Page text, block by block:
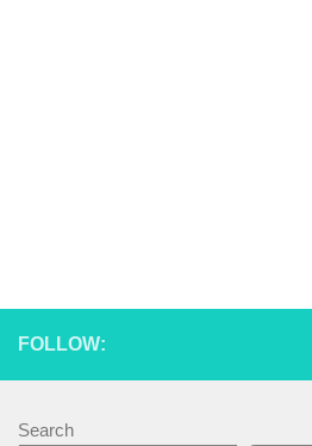
FOLLOW:
Search